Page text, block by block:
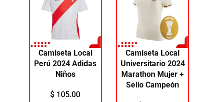
Camiseta Local
Perú 2024 Adidas
Niños
$ 105.00
Camiseta Local
Universitario 2024
Marathon Mujer +
Sello Campeón